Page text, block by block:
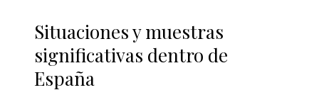
Situaciones y muestras
significativas dentro de
España